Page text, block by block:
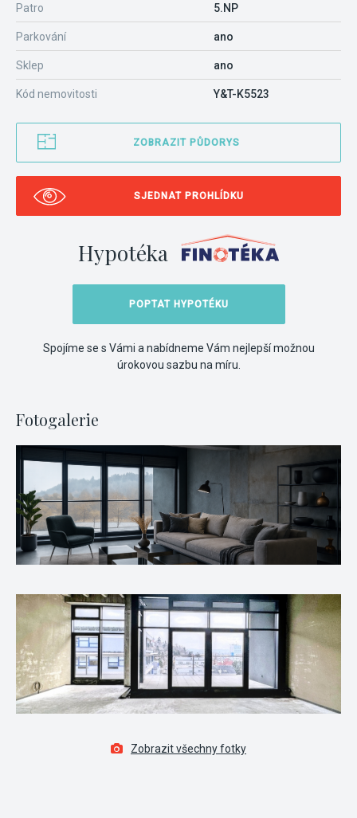
Patro 5.NP
Parkování ano
Sklep ano
Kód nemovitosti Y&T-K5523
ZOBRAZIT PŮDORYS
SJEDNAT PROHLÍDKU
Hypotéka
POPTAT HYPOTÉKU
Spojíme se s Vámi a nabídneme Vám nejlepší možnou
úrokovou sazbu na míru.
Fotogalerie
Zobrazit všechny fotky